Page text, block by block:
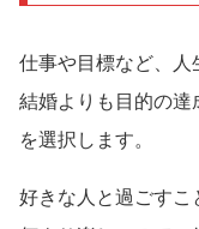
仕事や目標など、人
結婚よりも目的の達
を選択します。
好きな人と過ごすこ